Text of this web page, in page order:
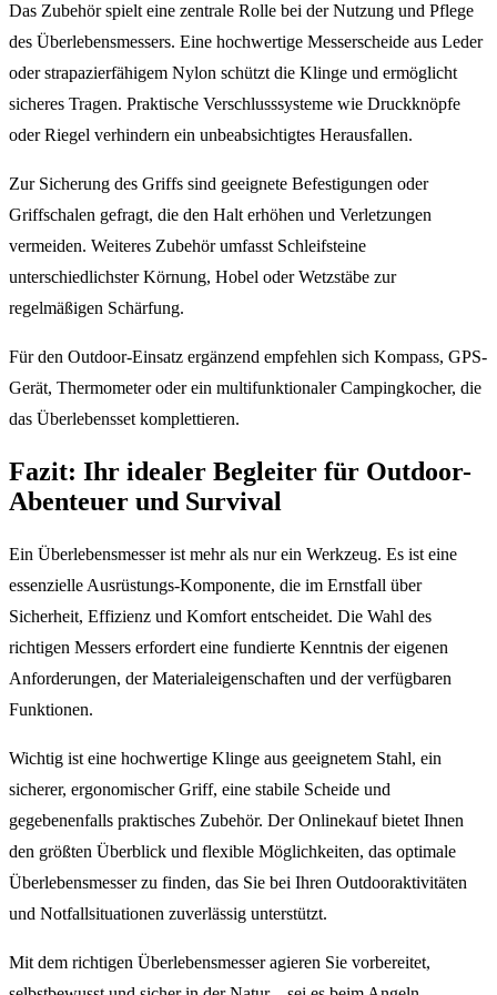
Das Zubehör spielt eine zentrale Rolle bei der Nutzung und Pflege
des Überlebensmessers. Eine hochwertige Messerscheide aus Leder
oder strapazierfähigem Nylon schützt die Klinge und ermöglicht
sicheres Tragen. Praktische Verschlusssysteme wie Druckknöpfe
oder Riegel verhindern ein unbeabsichtigtes Herausfallen.
Zur Sicherung des Griffs sind geeignete Befestigungen oder
Griffschalen gefragt, die den Halt erhöhen und Verletzungen
vermeiden. Weiteres Zubehör umfasst Schleifsteine
unterschiedlichster Körnung, Hobel oder Wetzstäbe zur
regelmäßigen Schärfung.
Für den Outdoor-Einsatz ergänzend empfehlen sich Kompass, GPS-
Gerät, Thermometer oder ein multifunktionaler Campingkocher, die
das Überlebensset komplettieren.
Fazit: Ihr idealer Begleiter für Outdoor-
Abenteuer und Survival
Ein Überlebensmesser ist mehr als nur ein Werkzeug. Es ist eine
essenzielle Ausrüstungs-Komponente, die im Ernstfall über
Sicherheit, Effizienz und Komfort entscheidet. Die Wahl des
richtigen Messers erfordert eine fundierte Kenntnis der eigenen
Anforderungen, der Materialeigenschaften und der verfügbaren
Funktionen.
Wichtig ist eine hochwertige Klinge aus geeignetem Stahl, ein
sicherer, ergonomischer Griff, eine stabile Scheide und
gegebenenfalls praktisches Zubehör. Der Onlinekauf bietet Ihnen
den größten Überblick und flexible Möglichkeiten, das optimale
Überlebensmesser zu finden, das Sie bei Ihren Outdooraktivitäten
und Notfallsituationen zuverlässig unterstützt.
Mit dem richtigen Überlebensmesser agieren Sie vorbereitet,